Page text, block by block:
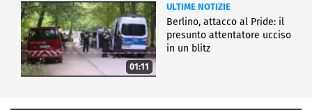
01:11
ULTIME NOTIZIE
Berlino, attacco al Pride: il
presunto attentatore ucciso
in un blitz